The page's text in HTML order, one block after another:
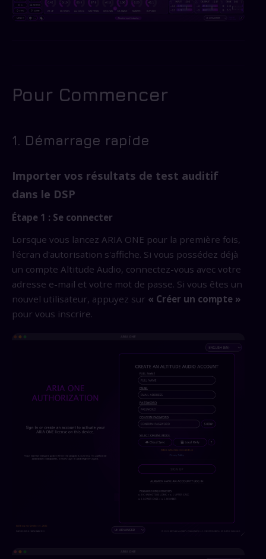
Pour Commencer
1. Démarrage rapide
Importer vos résultats de test auditif
dans le DSP
Étape 1 : Se connecter
Lorsque vous lancez ARIA ONE pour la première fois,
l'écran d'autorisation s'affiche. Si vous possédez déjà
un compte Altitude Audio, connectez-vous avec votre
adresse e-mail et votre mot de passe. Si vous êtes un
nouvel utilisateur, appuyez sur « Créer un compte »
pour vous inscrire.